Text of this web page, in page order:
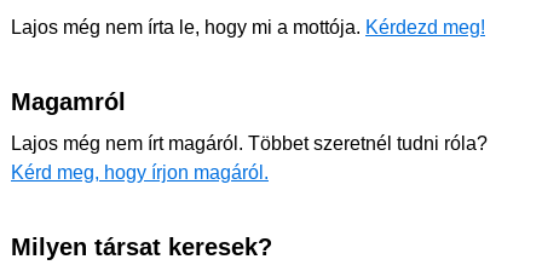
Lajos még nem írta le, hogy mi a mottója. Kérdezd meg!
Magamról
Lajos még nem írt magáról. Többet szeretnél tudni róla?
Kérd meg, hogy írjon magáról.
Milyen társat keresek?